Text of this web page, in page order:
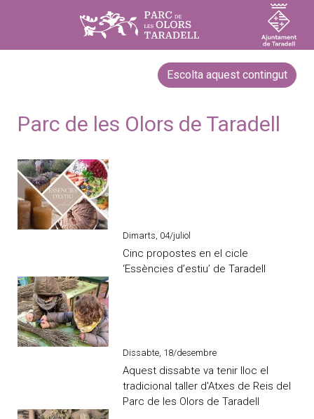
Escolta aquest contingut
Parc de les Olors de Taradell
Dimarts, 04/juliol
Cinc propostes en el cicle
‘Essències d’estiu’ de Taradell
Dissabte, 18/desembre
Aquest dissabte va tenir lloc el
tradicional taller d'Atxes de Reis del
Parc de les Olors de Taradell